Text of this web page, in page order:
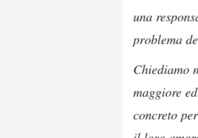
una
problema
Chiediamo
maggiore
concreto